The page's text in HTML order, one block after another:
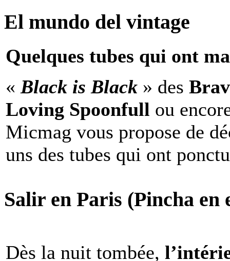
El mundo del vintage
Quelques tubes qui ont
« Black is Black » des
Loving Spoonfull ou
Micmag vous propose de
uns des tubes qui ont
Salir en Paris (Pincha en
Dès la nuit tombée,